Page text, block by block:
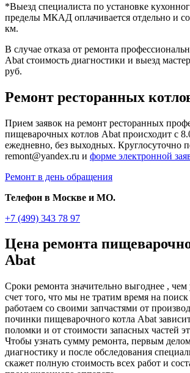
*Выезд специалиста по установке
пределы МКАД оплачивается отдельно и
км.
В случае отказа от ремонта
Abat стоимость диагностики и выезд
руб.
Ремонт ресторанных
Прием заявок на ремонт ресторанных
пищеварочных котлов Abat происходит с
ежедневно, без выходных. Круглосуточно
remont@yandex.ru и форме электронной
Ремонт в день обращения
Телефон в Москве и МО.
+7 (499) 343 78 97
Цена ремонта
Abat
Сроки ремонта значительно выгоднее , чем
счет того, что мы не тратим время на поиск
работаем со своими запчастями от
починки пищеварочного котла Abat
поломки и от стоимости запасных частей
Чтобы узнать сумму ремонта, первым
диагностику и после обследования
скажет полную стоимость всех работ и